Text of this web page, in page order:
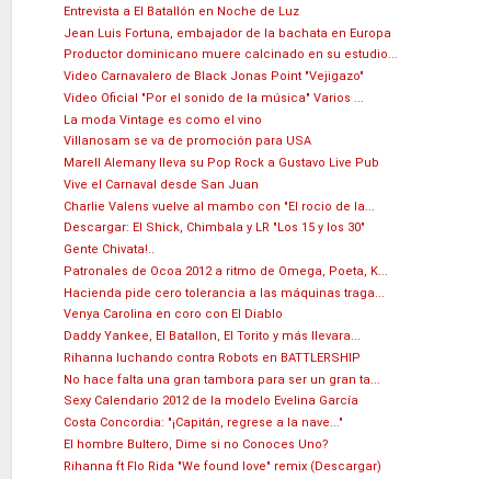
Entrevista a El Batallón en Noche de Luz
Jean Luis Fortuna, embajador de la bachata en Europa
Productor dominicano muere calcinado en su estudio...
Video Carnavalero de Black Jonas Point "Vejigazo"
Video Oficial "Por el sonido de la música" Varios ...
La moda Vintage es como el vino
Villanosam se va de promoción para USA
Marell Alemany lleva su Pop Rock a Gustavo Live Pub
Vive el Carnaval desde San Juan
Charlie Valens vuelve al mambo con "El rocio de la...
Descargar: El Shick, Chimbala y LR "Los 15 y los 30"
Gente Chivata!..
Patronales de Ocoa 2012 a ritmo de Omega, Poeta, K...
Hacienda pide cero tolerancia a las máquinas traga...
Venya Carolina en coro con El Diablo
Daddy Yankee, El Batallon, El Torito y más llevara...
Rihanna luchando contra Robots en BATTLERSHIP
No hace falta una gran tambora para ser un gran ta...
Sexy Calendario 2012 de la modelo Evelina García
Costa Concordia: "¡Capitán, regrese a la nave..."
El hombre Bultero, Dime si no Conoces Uno?
Rihanna ft Flo Rida "We found love" remix (Descargar)